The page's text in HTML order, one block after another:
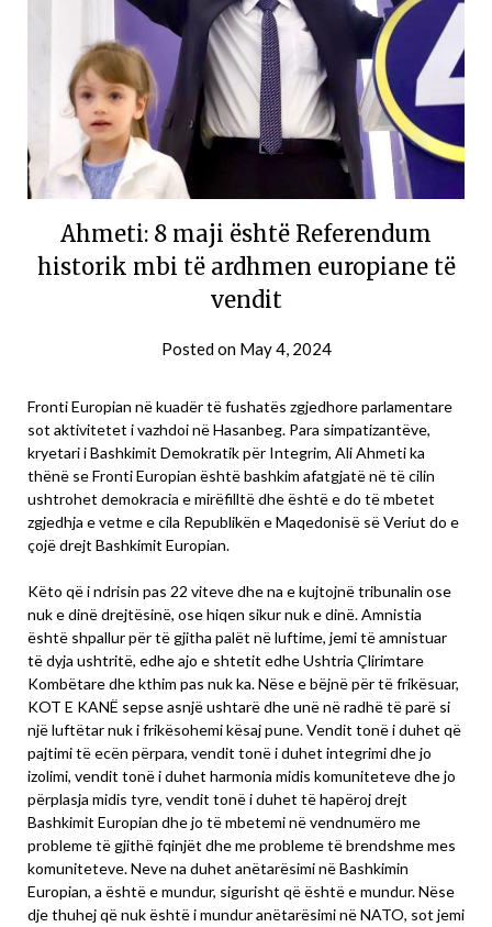
Ahmeti: 8 maji është Referendum
historik mbi të ardhmen europiane të
vendit
Posted on May 4, 2024
Fronti Europian në kuadër të fushatës zgjedhore parlamentare
sot aktivitetet i vazhdoi në Hasanbeg. Para simpatizantëve,
kryetari i Bashkimit Demokratik për Integrim, Ali Ahmeti ka
thënë se Fronti Europian është bashkim afatgjatë në të cilin
ushtrohet demokracia e mirëfilltë dhe është e do të mbetet
zgjedhja e vetme e cila Republikën e Maqedonisë së Veriut do e
çojë drejt Bashkimit Europian.
Këto që i ndrisin pas 22 viteve dhe na e kujtojnë tribunalin ose
nuk e dinë drejtësinë, ose hiqen sikur nuk e dinë. Amnistia
është shpallur për të gjitha palët në luftime, jemi të amnistuar
të dyja ushtritë, edhe ajo e shtetit edhe Ushtria Çlirimtare
Kombëtare dhe kthim pas nuk ka. Nëse e bëjnë për të frikësuar,
KOT E KANË sepse asnjë ushtarë dhe unë në radhë të parë si
një luftëtar nuk i frikësohemi kësaj pune. Vendit tonë i duhet që
pajtimi të ecën përpara, vendit tonë i duhet integrimi dhe jo
izolimi, vendit tonë i duhet harmonia midis komuniteteve dhe jo
përplasja midis tyre, vendit tonë i duhet të hapëroj drejt
Bashkimit Europian dhe jo të mbetemi në vendnumëro me
probleme të gjithë fqinjët dhe me probleme të brendshme mes
komuniteteve. Neve na duhet anëtarësimi në Bashkimin
Europian, a është e mundur, sigurisht që është e mundur. Nëse
dje thuhej që nuk është i mundur anëtarësimi në NATO, sot jemi